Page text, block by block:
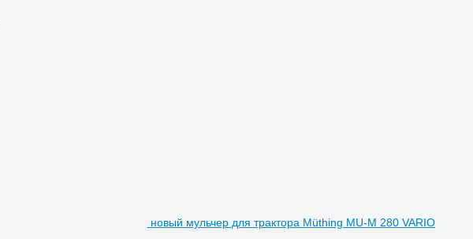
новый мульчер для трактора Müthing MU-M 280 VARIO